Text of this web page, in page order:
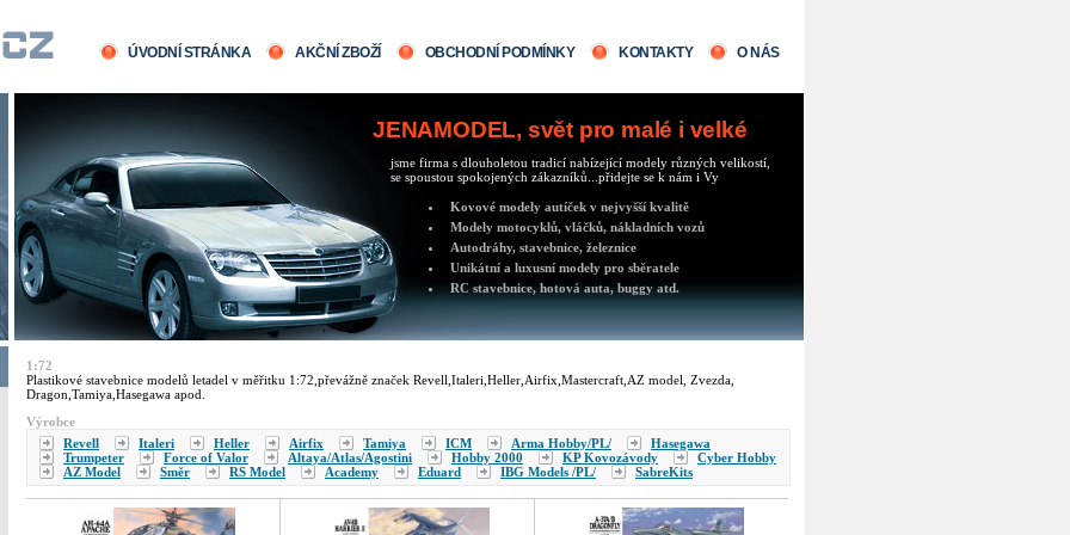
ÚVODNÍ STRÁNKA AKČNÍ ZBOŽÍ OBCHODNÍ PODMÍNKY KONTAKTY O NÁS
JENAMODEL, svět pro malé i velké
jsme firma s dlouholetou tradicí nabízející modely různých velikostí,
se spoustou spokojených zákazníků...přidejte se k nám i Vy
Kovové modely autíček v nejvyšší kvalitě
Modely motocyklů, vláčků, nákladních vozů
Autodráhy, stavebnice, železnice
Unikátní a luxusní modely pro sběratele
RC stavebnice, hotová auta, buggy atd.
1:72
Plastikové stavebnice modelů letadel v měřitku 1:72,převážně značek Revell,Italeri,Heller,Airfix,Mastercraft,AZ model, Zvezda,
Dragon,Tamiya,Hasegawa apod.
Výrobce
Revell
Italeri Heller Airfix Tamiya ICM Arma Hobby/PL/
Hasegawa
Trumpeter
Force of Valor Altaya/Atlas/Agostini Hobby 2000 KP Kovozávody
Cyber Hobby
AZ Model
Směr RS Model Academy Eduard IBG Models /PL/ SabreKits